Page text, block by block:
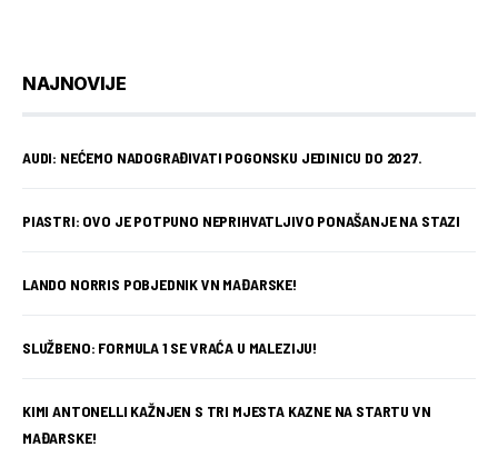
NAJNOVIJE
AUDI: NEĆEMO NADOGRAĐIVATI POGONSKU JEDINICU DO 2027.
PIASTRI: OVO JE POTPUNO NEPRIHVATLJIVO PONAŠANJE NA STAZI
LANDO NORRIS POBJEDNIK VN MAĐARSKE!
SLUŽBENO: FORMULA 1 SE VRAĆA U MALEZIJU!
KIMI ANTONELLI KAŽNJEN S TRI MJESTA KAZNE NA STARTU VN
MAĐARSKE!